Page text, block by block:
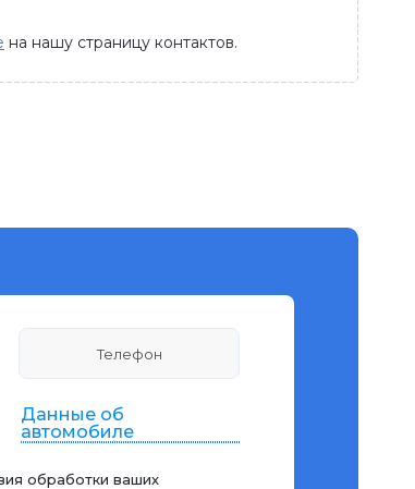
на нашу страницу контактов.
Данные об
автомобиле
обработки ваших